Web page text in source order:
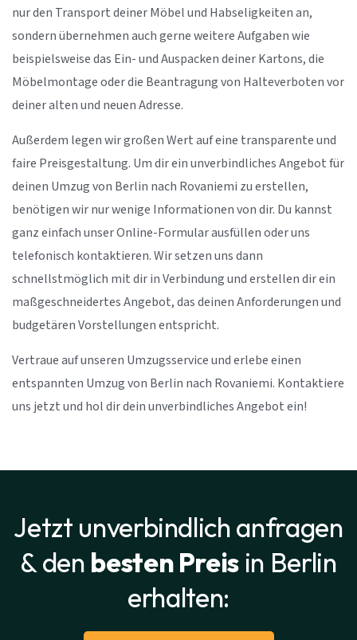
nur den Transport deiner Möbel und Habseligkeiten an,
sondern übernehmen auch gerne weitere Aufgaben wie
beispielsweise das Ein- und Auspacken deiner Kartons, die
Möbelmontage oder die Beantragung von Halteverboten vor
deiner alten und neuen Adresse.
Außerdem legen wir großen Wert auf eine transparente und
faire Preisgestaltung. Um dir ein unverbindliches Angebot für
deinen Umzug von Berlin nach Rovaniemi zu erstellen,
benötigen wir nur wenige Informationen von dir. Du kannst
ganz einfach unser Online-Formular ausfüllen oder uns
telefonisch kontaktieren. Wir setzen uns dann
schnellstmöglich mit dir in Verbindung und erstellen dir ein
maßgeschneidertes Angebot, das deinen Anforderungen und
budgetären Vorstellungen entspricht.
Vertraue auf unseren Umzugsservice und erlebe einen
entspannten Umzug von Berlin nach Rovaniemi. Kontaktiere
uns jetzt und hol dir dein unverbindliches Angebot ein!
Jetzt unverbindlich anfragen
& den besten Preis in Berlin
erhalten: